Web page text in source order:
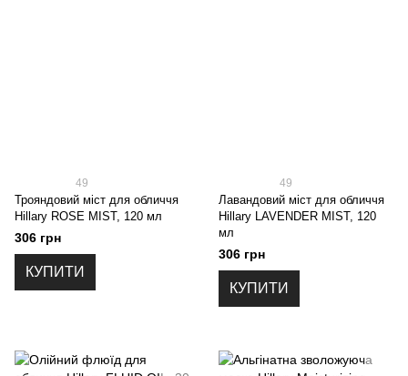
49
Трояндовий міст для обличчя
Hillary ROSE MIST, 120 мл
306 грн
КУПИТИ
49
Лавандовий міст для обличчя
Hillary LAVENDER MIST, 120
мл
306 грн
КУПИТИ